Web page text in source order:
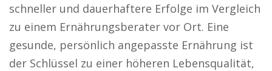
schneller und dauerhaftere Erfolge im Vergleich
zu einem Ernährungsberater vor Ort. Eine
gesunde, persönlich angepasste Ernährung ist
der Schlüssel zu einer höheren Lebensqualität,